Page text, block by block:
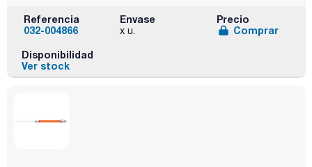
Referencia
032-004866
Envase
x u.
Precio
Comprar
Disponibilidad
Ver stock